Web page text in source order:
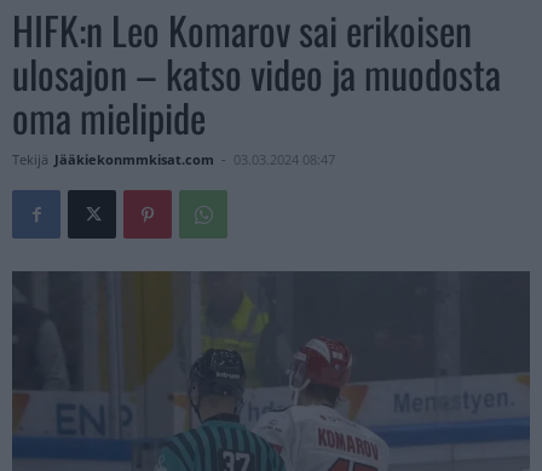
HIFK:n Leo Komarov sai erikoisen
ulosajon – katso video ja muodosta
oma mielipide
Tekijä Jääkiekonmmkisat.com - 03.03.2024 08:47